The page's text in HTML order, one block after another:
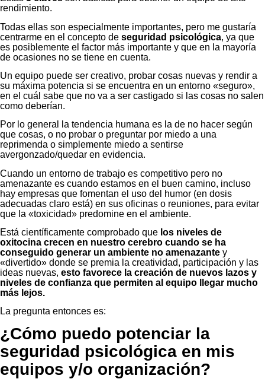
rendimiento.
Todas ellas son especialmente importantes, pero me gustaría
centrarme en el concepto de seguridad psicológica, ya que
es posiblemente el factor más importante y que en la mayoría
de ocasiones no se tiene en cuenta.
Un equipo puede ser creativo, probar cosas nuevas y rendir a
su máxima potencia si se encuentra en un entorno «seguro»,
en el cuál sabe que no va a ser castigado si las cosas no salen
como deberían.
Por lo general la tendencia humana es la de no hacer según
que cosas, o no probar o preguntar por miedo a una
reprimenda o simplemente miedo a sentirse
avergonzado/quedar en evidencia.
Cuando un entorno de trabajo es competitivo pero no
amenazante es cuando estamos en el buen camino, incluso
hay empresas que fomentan el uso del humor (en dosis
adecuadas claro está) en sus oficinas o reuniones, para evitar
que la «toxicidad» predomine en el ambiente.
Está científicamente comprobado que los niveles de
oxitocina crecen en nuestro cerebro cuando se ha
conseguido generar un ambiente no amenazante y
«divertido» donde se premia la creatividad, participación y las
ideas nuevas, esto favorece la creación de nuevos lazos y
niveles de confianza que permiten al equipo llegar mucho
más lejos.
La pregunta entonces es:
¿Cómo puedo potenciar la
seguridad psicológica en mis
equipos y/o organización?